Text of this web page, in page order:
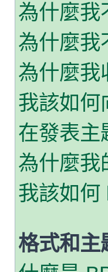
為什麼我
為什麼我
為什麼我
我該如何
在發表主
為什麼我
我該如何
格式和主